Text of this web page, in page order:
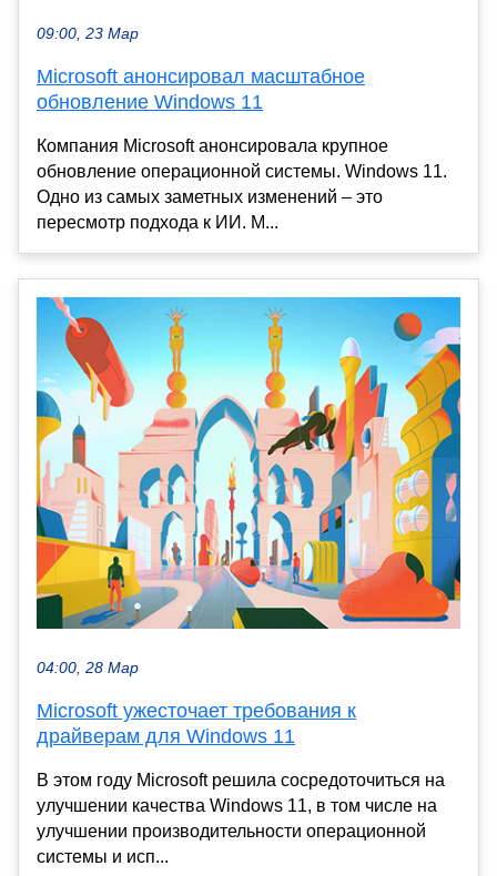
09:00, 23 Мар
Microsoft анонсировал масштабное
обновление Windows 11
Компания Microsoft анонсировала крупное
обновление операционной системы. Windows 11.
Одно из самых заметных изменений – это
пересмотр подхода к ИИ. M...
04:00, 28 Мар
Microsoft ужесточает требования к
драйверам для Windows 11
В этом году Microsoft решила сосредоточиться на
улучшении качества Windows 11, в том числе на
улучшении производительности операционной
системы и исп...